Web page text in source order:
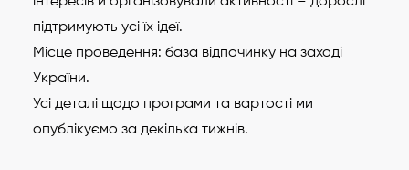
підтримують усі їх ідеї.
Місце проведення: база відпочинку на заході
України.
Усі деталі щодо програми та вартості ми
опублікуємо за декілька тижнів.